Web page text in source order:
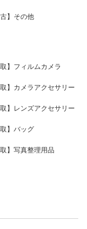
古】その他
取】フィルムカメラ
取】カメラアクセサリー
取】レンズアクセサリー
取】バッグ
取】写真整理用品